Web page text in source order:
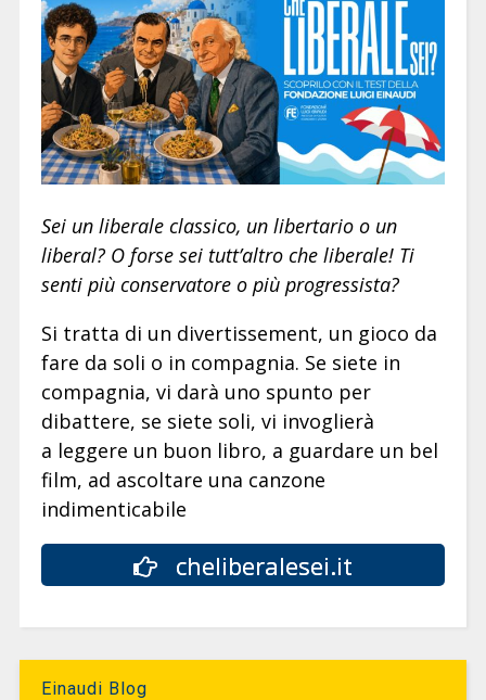
Sei un liberale classico, un libertario o un
liberal? O forse sei tutt’altro che liberale! Ti
senti più conservatore o più progressista?
Si tratta di un divertissement, un gioco da
fare da soli o in compagnia. Se siete in
compagnia, vi darà uno spunto per
dibattere, se siete soli, vi invoglierà
a leggere un buon libro, a guardare un bel
film, ad ascoltare una canzone
indimenticabile
cheliberalesei.it
Einaudi Blog